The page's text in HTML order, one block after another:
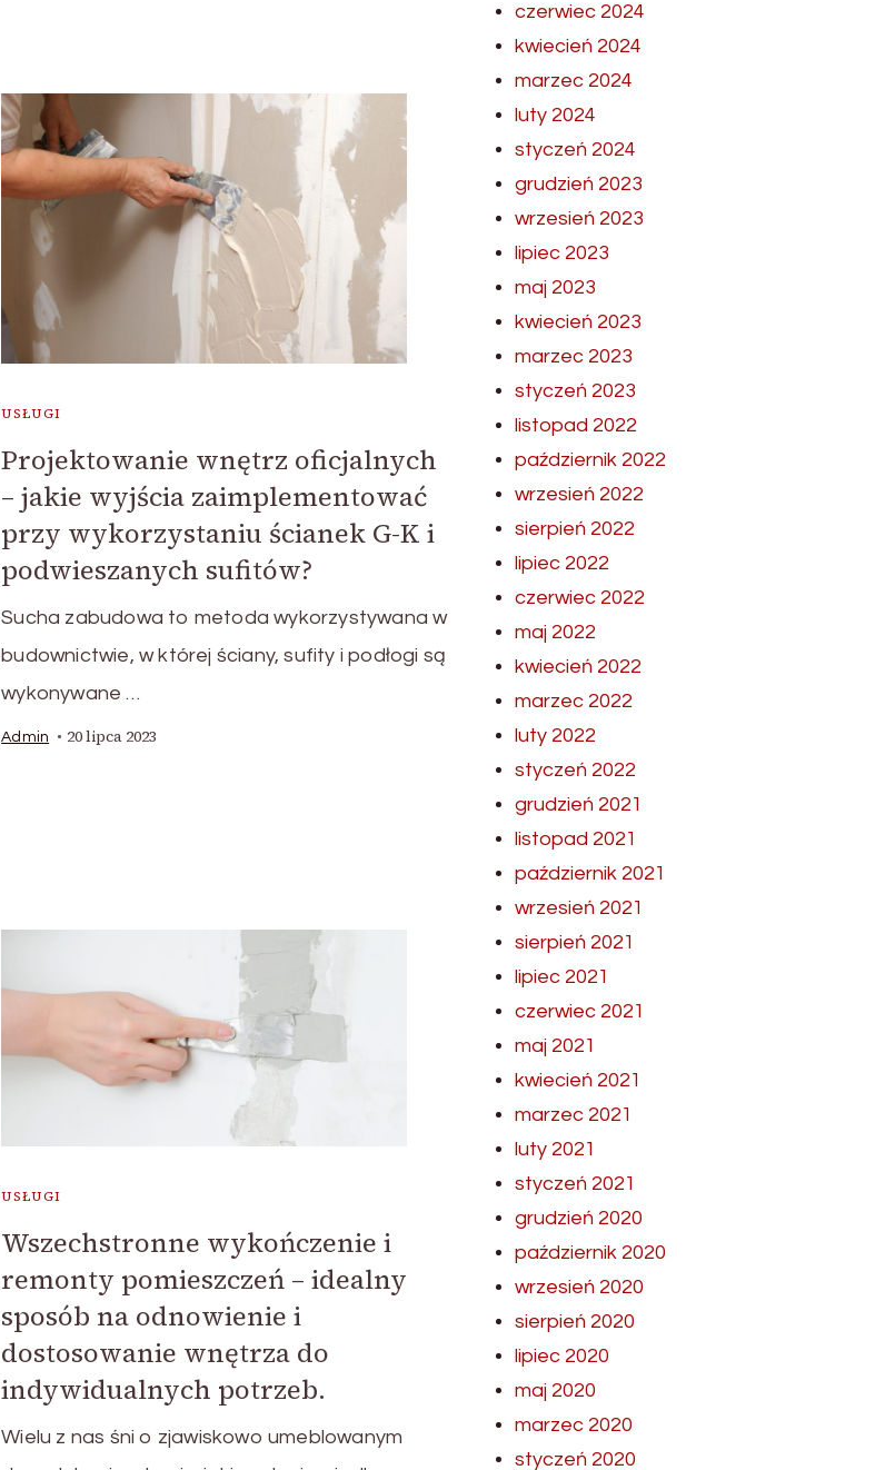
USŁUGI
Projektowanie wnętrz oficjalnych
– jakie wyjścia zaimplementować
przy wykorzystaniu ścianek G-K i
podwieszanych sufitów?
Sucha zabudowa to metoda wykorzystywana w
budownictwie, w której ściany, sufity i podłogi są
wykonywane …
Admin 20 lipca 2023
USŁUGI
Wszechstronne wykończenie i
remonty pomieszczeń – idealny
sposób na odnowienie i
dostosowanie wnętrza do
indywidualnych potrzeb.
Wielu z nas śni o zjawiskowo umeblowanym
czerwiec 2024
kwiecień 2024
marzec 2024
luty 2024
styczeń 2024
grudzień 2023
wrzesień 2023
lipiec 2023
maj 2023
kwiecień 2023
marzec 2023
styczeń 2023
listopad 2022
październik 2022
wrzesień 2022
sierpień 2022
lipiec 2022
czerwiec 2022
maj 2022
kwiecień 2022
marzec 2022
luty 2022
styczeń 2022
grudzień 2021
listopad 2021
październik 2021
wrzesień 2021
sierpień 2021
lipiec 2021
czerwiec 2021
maj 2021
kwiecień 2021
marzec 2021
luty 2021
styczeń 2021
grudzień 2020
październik 2020
wrzesień 2020
sierpień 2020
lipiec 2020
maj 2020
marzec 2020
styczeń 2020